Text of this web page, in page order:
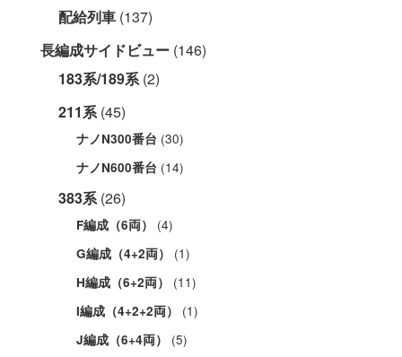
配給列車 (137)
長編成サイドビュー (146)
183系/189系(2)
211系(45)
ナノN300番台 (30)
ナノN600番台 (14)
383系(26)
F編成（6両） (4)
G編成（4+2両） (1)
H編成（6+2両） (11)
I編成（4+2+2両） (1)
J編成（6+4両） (5)